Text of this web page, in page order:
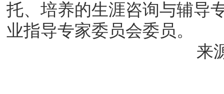
托、培养的生涯咨询与辅导
业指导专家委员会委员。
来